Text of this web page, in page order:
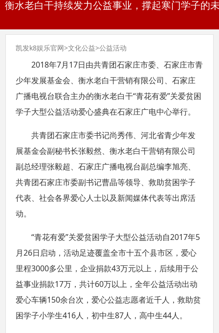
衡水老白干持续发力公益事业，撑起寒门学子的
凯发k8娱乐官网>文化公益>公益活动
2018年7月17日由共青团石家庄市委、石家庄市青
少年发展基金会、衡水老白干营销有限公司、石家庄
广播电视台联合主办的衡水老白干“青花有爱”关爱贫困
学子大型公益活动爱心盛典在石家庄广电中心举行。
共青团石家庄市委书记尚秀伟、河北省青少年发
展基金会副秘书长张毅然、衡水老白干营销有限公司
副总经理张毅超、石家庄广播电视台副总编李旭亮、
共青团石家庄市委副书记曹晶等领导、救助贫困学子
代表、社会各界爱心人士以及新闻媒体代表等出席活
动。
“青花有爱”关爱贫困学子大型公益活动自2017年5
月26日启动，活动足迹覆盖全市十五个县市区，爱心
里程3000多公里，企业捐款43万元以上，后续用于公
益事业捐款17万，共计60万以上，全年公益活动出动
爱心车辆150余台次，爱心公益志愿者近千人，救助贫
困学子小学生416人，初中生87人，高中生44人。